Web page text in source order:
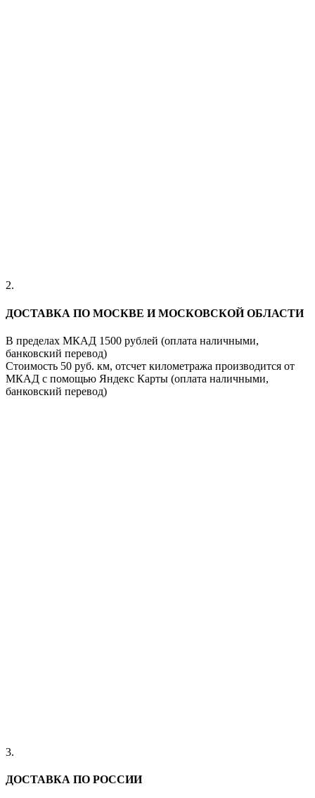
2.
ДОСТАВКА ПО МОСКВЕ И МОСКОВСКОЙ ОБЛАСТИ
В пределах МКАД 1500 рублей (оплата наличными,
банковский перевод)
Стоимость 50 руб. км, отсчет километража производится от
МКАД с помощью Яндекс Карты (оплата наличными,
банковский перевод)
3.
ДОСТАВКА ПО РОССИИ